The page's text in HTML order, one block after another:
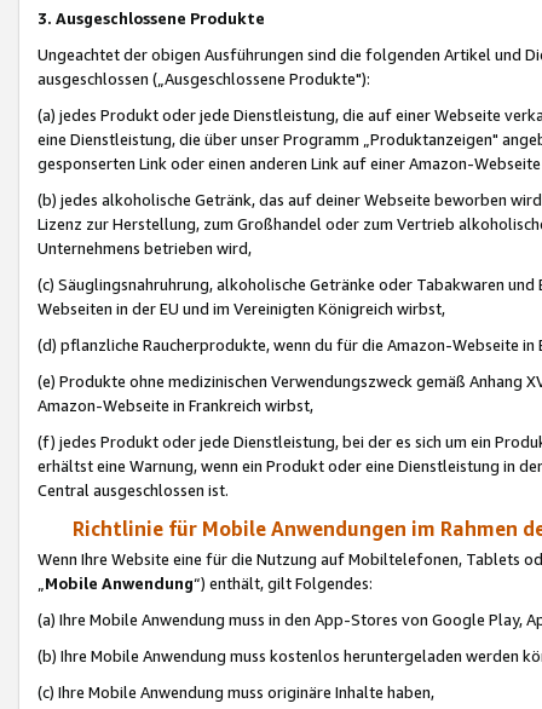
3. Ausgeschlossene Produkte
Ungeachtet der obigen Ausführungen sind die folgenden Artikel und
ausgeschlossen („Ausgeschlossene Produkte"):
(a) jedes Produkt oder jede Dienstleistung, die auf einer Webseite
eine Dienstleistung, die über unser Programm „Produktanzeigen"
gesponserten Link oder einen anderen Link auf einer Amazon-
(b) jedes alkoholische Getränk, das auf deiner Webseite beworben
Lizenz zur Herstellung, zum Großhandel oder zum Vertrieb
Unternehmens betrieben wird,
(c) Säuglingsnahruhrung, alkoholische Getränke oder Tabakwaren
Webseiten in der EU und im Vereinigten Königreich wirbst,
(d) pflanzliche Raucherprodukte, wenn du für die Amazon-Webseite in
(e) Produkte ohne medizinischen Verwendungszweck gemäß Anhang
Amazon-Webseite in Frankreich wirbst,
(f) jedes Produkt oder jede Dienstleistung, bei der es sich um ein
erhältst eine Warnung, wenn ein Produkt oder eine Dienstleistung in
Central ausgeschlossen ist.
Richtlinie für Mobile Anwendungen im Rahmen
Wenn Ihre Website eine für die Nutzung auf Mobiltelefonen, Tablets
„Mobile Anwendung“) enthält, gilt Folgendes:
(a) Ihre Mobile Anwendung muss in den App-Stores von Google Play,
(b) Ihre Mobile Anwendung muss kostenlos heruntergeladen werden
(c) Ihre Mobile Anwendung muss originäre Inhalte haben,